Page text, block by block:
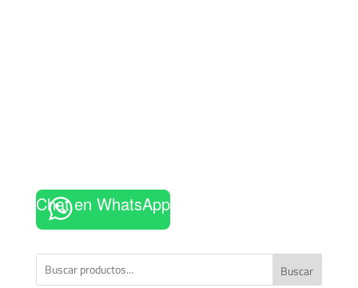
Chat en WhatsApp
Buscar